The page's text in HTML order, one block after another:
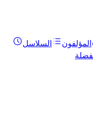
المؤلفون
السلاسل